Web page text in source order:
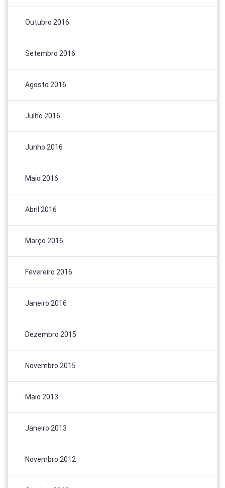
Outubro 2016
Setembro 2016
Agosto 2016
Julho 2016
Junho 2016
Maio 2016
Abril 2016
Março 2016
Fevereiro 2016
Janeiro 2016
Dezembro 2015
Novembro 2015
Maio 2013
Janeiro 2013
Novembro 2012